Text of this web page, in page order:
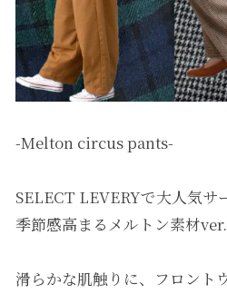
-Melton circus pants-
SELECT LEVERYで大人気サ
季節感高まるメルトン素材ver.
滑らかな肌触りに、フロント